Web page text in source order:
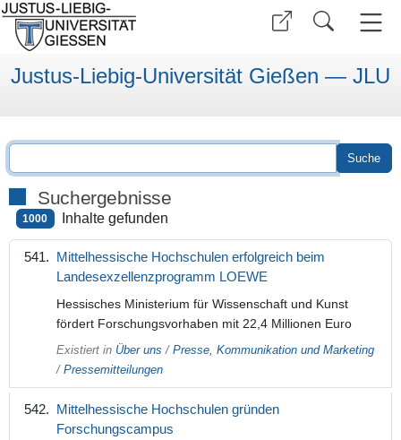
Justus-Liebig-Universität Gießen — JLU
Suchergebnisse
1000 Inhalte gefunden
Mittelhessische Hochschulen erfolgreich beim
Landesexzellenzprogramm LOEWE
Hessisches Ministerium für Wissenschaft und Kunst
fördert Forschungsvorhaben mit 22,4 Millionen Euro
Existiert in Über uns / Presse, Kommunikation und Marketing
/ Pressemitteilungen
Mittelhessische Hochschulen gründen
Forschungscampus